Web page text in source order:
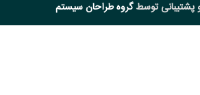
توسطگروه طراحان سیستم